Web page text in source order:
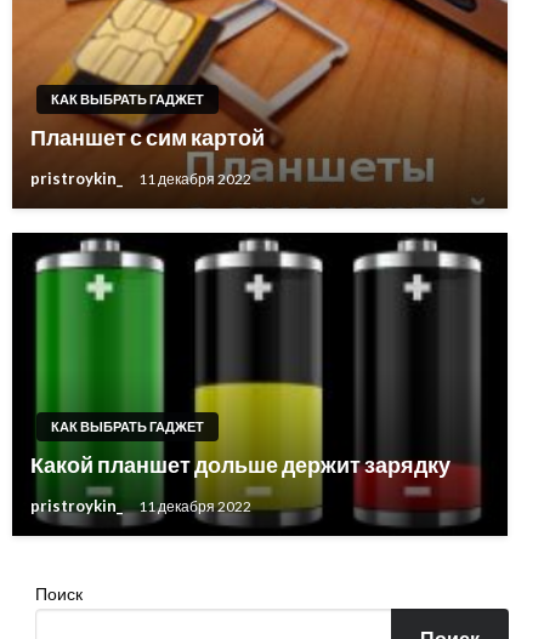
КАК ВЫБРАТЬ ГАДЖЕТ
Планшет с сим картой
pristroykin_ 11 декабря 2022
КАК ВЫБРАТЬ ГАДЖЕТ
Какой планшет дольше держит зарядку
pristroykin_ 11 декабря 2022
Поиск